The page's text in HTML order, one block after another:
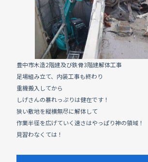
o
k
豊中市木造2階建及び鉄骨3階建解体工事
足場組み立て、内装工事も終わり
重機搬入してから
しげさんの暴れっぷりは健在です！
狭い敷地を縦横無尽に解体して
作業半径を広げていく速さはやっぱり神の領域！
見習わなくては！